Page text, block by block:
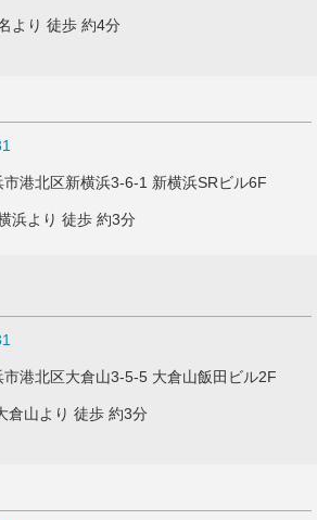
より 徒歩 約4分
港北区新横浜3-6-1 新横浜SRビル6F
浜より 徒歩 約3分
港北区大倉山3-5-5 大倉山飯田ビル2F
倉山より 徒歩 約3分